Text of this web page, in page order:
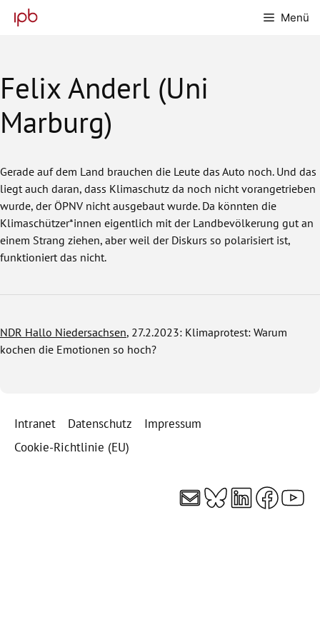
Inhalt
Menü
Felix Anderl (Uni
Marburg)
Gerade auf dem Land brauchen die Leute das Auto noch. Und das
liegt auch daran, dass Klimaschutz da noch nicht vorangetrieben
wurde, der ÖPNV nicht ausgebaut wurde. Da könnten die
Klimaschützer*innen eigentlich mit der Landbevölkerung gut an
einem Strang ziehen, aber weil der Diskurs so polarisiert ist,
funktioniert das nicht.
NDR Hallo Niedersachsen, 27.2.2023: Klimaprotest: Warum
kochen die Emotionen so hoch?
Intranet Datenschutz
Impressum
Cookie-Richtlinie (EU)
E-MailBluesky